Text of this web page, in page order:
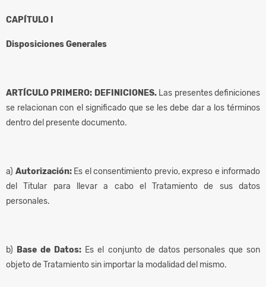
CAPÍTULO I
Disposiciones Generales
ARTÍCULO PRIMERO: DEFINICIONES.Las presentes definiciones
se relacionan con el significado que se les debe dar a los términos
dentro del presente documento.
a) Autorización: Es el consentimiento previo, expreso e informado
del Titular para llevar a cabo el Tratamiento de sus datos
personales.
b) Base de Datos: Es el conjunto de datos personales que son
objeto de Tratamiento sin importar la modalidad del mismo.